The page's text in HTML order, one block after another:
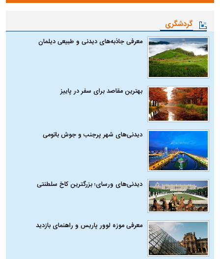
گردشگری
معرفی جاذبه‌های دیدنی و طبیعی دیلمان
بهترین مقاصد برای سفر در پاییز
دیدنی‌های شهر پرجنب و جوش باتومی
دیدنی‌های ورسای؛ بزرگترین کاخ سلطنتی
معرفی موزه لوور پاریس و راهنمای بازدید